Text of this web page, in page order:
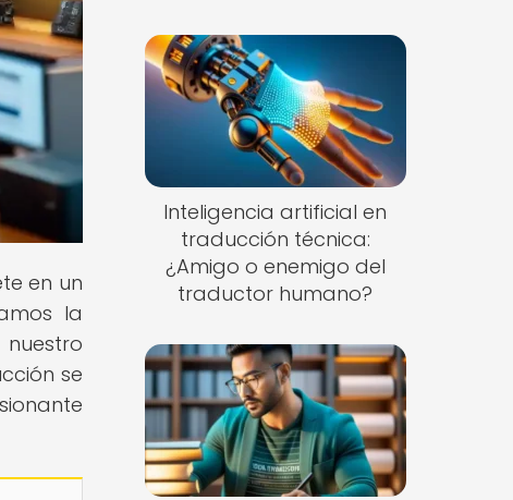
en un
la
se
Inteligencia artificial en
traducción técnica:
¿Amigo o enemigo del
traductor humano?